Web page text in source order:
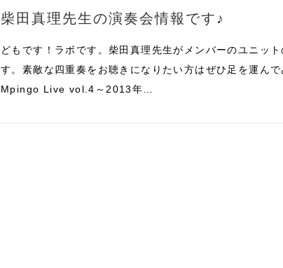
柴田真理先生の演奏会情報です♪
どもです！ラボです。柴田真理先生がメンバーのユニッ
す。素敵な四重奏をお聴きになりたい方はぜひ足を運んで
Mpingo Live vol.4～2013年…